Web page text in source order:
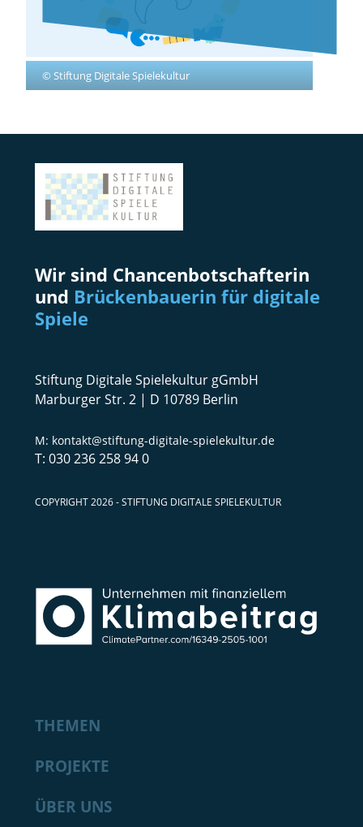
© Stiftung Digitale Spielekultur
Wir sind Chancenbotschafterin
und Brückenbauerin für digitale
Spiele
Stiftung Digitale Spielekultur gGmbH
Marburger Str. 2 | D 10789 Berlin
kontakt@stiftung-digitale-spielekultur.de
030 236 258 94 0
COPYRIGHT 2026 - STIFTUNG DIGITALE SPIELEKULTUR
THEMEN
PROJEKTE
ÜBER UNS